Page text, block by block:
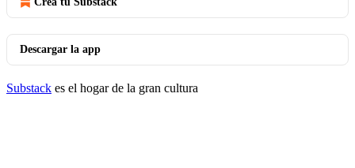
Descargar la app
Substack es el hogar de la gran cultura